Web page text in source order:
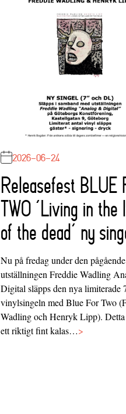
2026-06-24
Releasefest BLUE
TWO ‘Living in the
of the dead’ ny
Nu på fredag under den pågående
utställningen Freddie Wadling
Digital släpps den nya limiterade
vinylsingeln med Blue For Two
Wadling och Henryk Lipp). Detta
ett riktigt fint kalas…>